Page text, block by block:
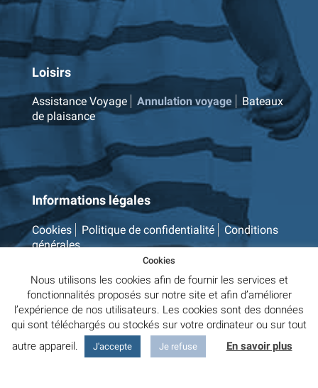
Loisirs
Assistance Voyage Annulation voyage
Bateaux
de plaisance
Informations légales
Cookies Politique de confidentialité
Conditions
générales
Cookies
Nous utilisons les cookies afin de fournir les services et
fonctionnalités proposés sur notre site et afin d’améliorer
l’expérience de nos utilisateurs. Les cookies sont des données
qui sont téléchargés ou stockés sur votre ordinateur ou sur tout
autre appareil.
J'accepte Je refuse En savoir plus